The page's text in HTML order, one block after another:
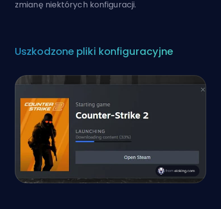
zmianę niektórych konfiguracji.
Uszkodzone pliki konfiguracyjne